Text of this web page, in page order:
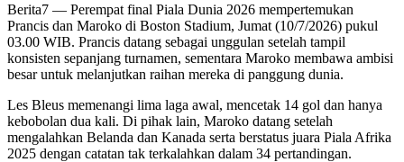
Berita7 — Perempat final Piala Dunia 2026 mempertemukan
Prancis dan Maroko di Boston Stadium, Jumat (10/7/2026) pukul
03.00 WIB. Prancis datang sebagai unggulan setelah tampil
konsisten sepanjang turnamen, sementara Maroko membawa ambisi
besar untuk melanjutkan raihan mereka di panggung dunia.
Les Bleus memenangi lima laga awal, mencetak 14 gol dan hanya
kebobolan dua kali. Di pihak lain, Maroko datang setelah
mengalahkan Belanda dan Kanada serta berstatus juara Piala Afrika
2025 dengan catatan tak terkalahkan dalam 34 pertandingan.